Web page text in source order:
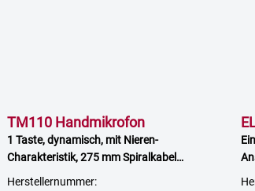
TM110 Handmikrofon
1 Taste, dynamisch, mit Nieren-
Charakteristik, 275 mm Spiralkabel
mit offenem Ende, silber
Herstellernummer: